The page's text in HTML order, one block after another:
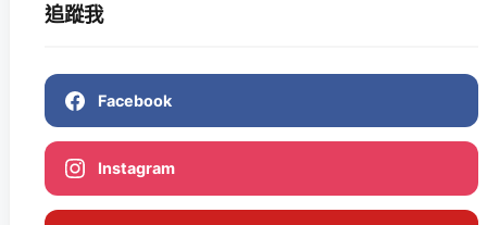
追蹤我
Facebook
Instagram